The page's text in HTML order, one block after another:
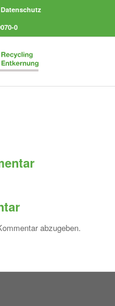
Datenschutz
0
abzugeben.